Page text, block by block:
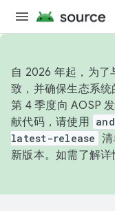
自 2026 年起，为了
致，并确保生态系
第 4 季度向 AOSP
献代码，请使用
latest-release
新版本。如需了解详